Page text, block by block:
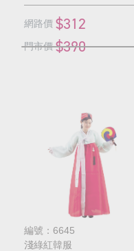
網路價 $312
門市價 $390
編號：6645
淺綠紅韓服